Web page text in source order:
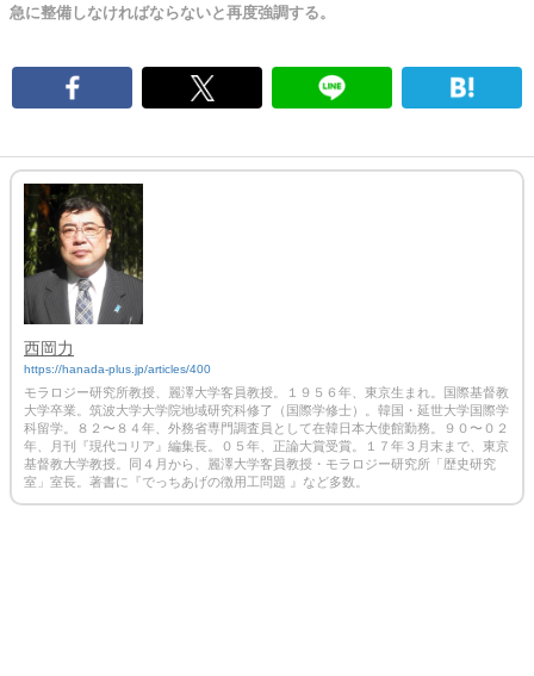
急に整備しなければならないと再度強調する。
西岡力
https://hanada-plus.jp/articles/400
モラロジー研究所教授、麗澤大学客員教授。１９５６年、東京生まれ。国際基督教
大学卒業。筑波大学大学院地域研究科修了（国際学修士）。韓国・延世大学国際学
科留学。８２〜８４年、外務省専門調査員として在韓日本大使館勤務。９０〜０２
年、月刊『現代コリア』編集長。０５年、正論大賞受賞。１７年３月末まで、東京
基督教大学教授。同４月から、麗澤大学客員教授・モラロジー研究所「歴史研究
室」室長。著書に『でっちあげの徴用工問題 』など多数。